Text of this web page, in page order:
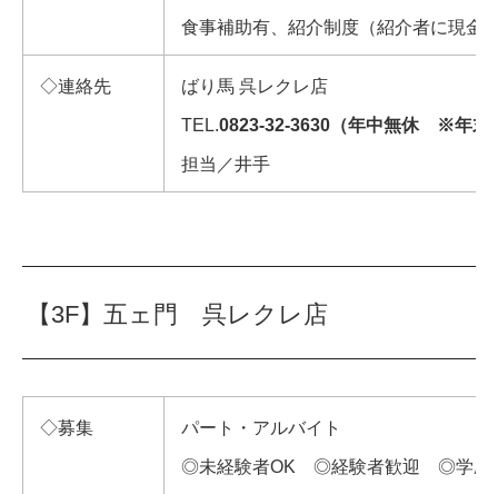
食事補助有、紹介制度（紹介者に現金
◇連絡先 ばり馬 呉レクレ店
TEL.0823-32-3630（年中無休 ※年末
担当／井手
【3F】五ェ門 呉レクレ店
◇募集 パート・アルバイト
◎未経験者OK ◎経験者歓迎 ◎学